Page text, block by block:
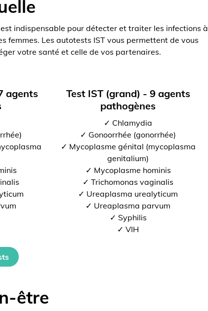
indispensable pour détecter et traiter les infections à
femmes. Les autotests IST vous permettent de vous
votre santé et celle de vos partenaires.
agents
Test IST (grand) - 9 agents
pathogènes
✓ Chlamydia
✓ Gonoorrhée (gonorrhée)
✓ Mycoplasme génital (mycoplasma
genitalium)
✓ Mycoplasme hominis
✓ Trichomonas vaginalis
✓ Ureaplasma urealyticum
✓ Ureaplasma parvum
✓ Syphilis
✓ VIH
être